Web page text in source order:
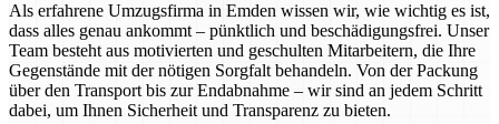
Als erfahrene Umzugsfirma in Emden wissen wir, wie wichtig es ist,
dass alles genau ankommt – pünktlich und beschädigungsfrei. Unser
Team besteht aus motivierten und geschulten Mitarbeitern, die Ihre
Gegenstände mit der nötigen Sorgfalt behandeln. Von der Packung
über den Transport bis zur Endabnahme – wir sind an jedem Schritt
dabei, um Ihnen Sicherheit und Transparenz zu bieten.